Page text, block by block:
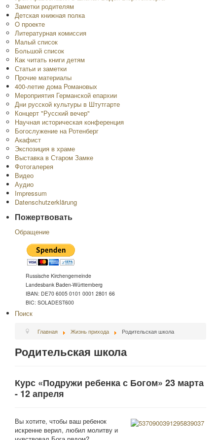
Заметки родителям
Детская книжная полка
O проекте
Литературная комиссия
Малый список
Большой список
Как читать книги детям
Статьи и заметки
Прочие материалы
400-летие дома Романовых
Мероприятия Германской епархии
Дни русской культуры в Штутгарте
Концерт "Русский вечер"
Научная историческая конференция
Богослужение на Ротенберг
Акафист
Экспозиция в храме
Выставка в Старом Замке
Фотогалерея
Видео
Аудио
Impressum
Datenschutzerklärung
Пожертвовать
Обращение
Russische Kirchengemeinde
Landesbank Baden-Württemberg
IBAN: DE70 6005 0101 0001 2801 66
BIC: SOLADEST600
Поиск
Главная Жизнь прихода Родительская школа
Родительская школа
Курс «Подружи ребенка с Богом» 23 марта
- 12 апреля
Вы хотите, чтобы ваш ребенок
искренне верил, любил молитву и